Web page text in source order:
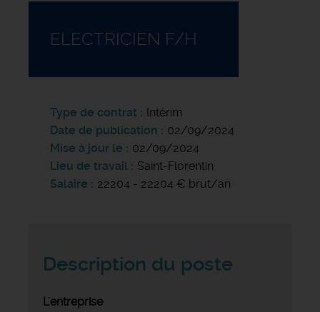
ELECTRICIEN F/H
Type de contrat
Intérim
Date de publication
02/09/2024
Mise à jour le
02/09/2024
Lieu de travail
Saint-Florentin
Salaire
22204 - 22204 € brut/an
Description du poste
L'entreprise